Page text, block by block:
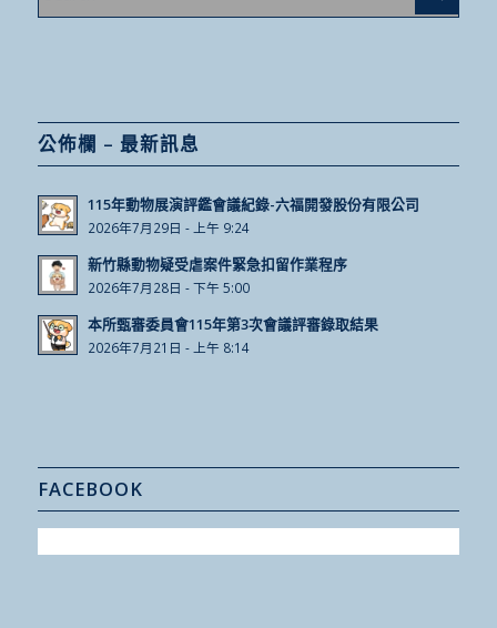
公佈欄 – 最新訊息
115年動物展演評鑑會議紀錄-六福開發股份有限公司
2026年7月29日 - 上午 9:24
新竹縣動物疑受虐案件緊急扣留作業程序
2026年7月28日 - 下午 5:00
本所甄審委員會115年第3次會議評審錄取結果
2026年7月21日 - 上午 8:14
FACEBOOK